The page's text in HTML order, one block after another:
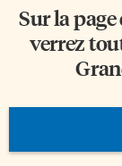
Sur la
verrez